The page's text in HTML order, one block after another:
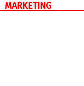
MARKETING